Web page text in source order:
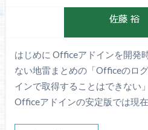
はじめに Officeアドインを開発
ない地雷まとめの「Officeのロ
インで取得することはできない
Officeアドインの安定版では現